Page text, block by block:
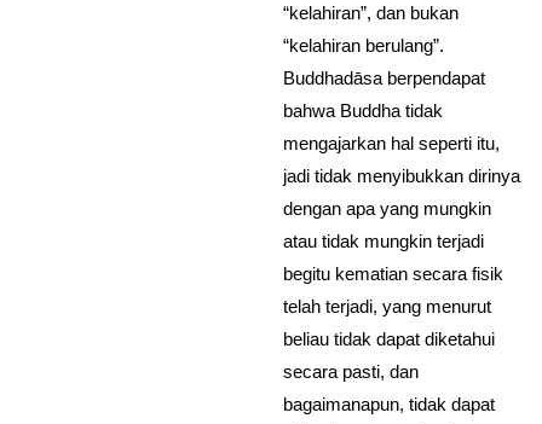
“kelahiran”, dan bukan
“kelahiran berulang”.
Buddhadāsa berpendapat
bahwa Buddha tidak
mengajarkan hal seperti itu,
jadi tidak menyibukkan dirinya
dengan apa yang mungkin
atau tidak mungkin terjadi
begitu kematian secara fisik
telah terjadi, yang menurut
beliau tidak dapat diketahui
secara pasti, dan
bagaimanapun, tidak dapat